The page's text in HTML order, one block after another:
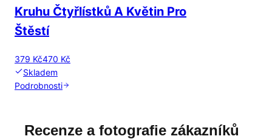
Kruhu Čtyřlístků A Květin Pro
Štěstí
379 Kč470 Kč
Skladem
Podrobnosti
Recenze a fotografie zákazníků